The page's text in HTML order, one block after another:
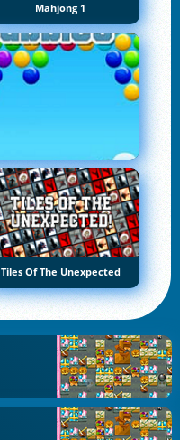
Mahjong 1
Tiles Of The Unexpected